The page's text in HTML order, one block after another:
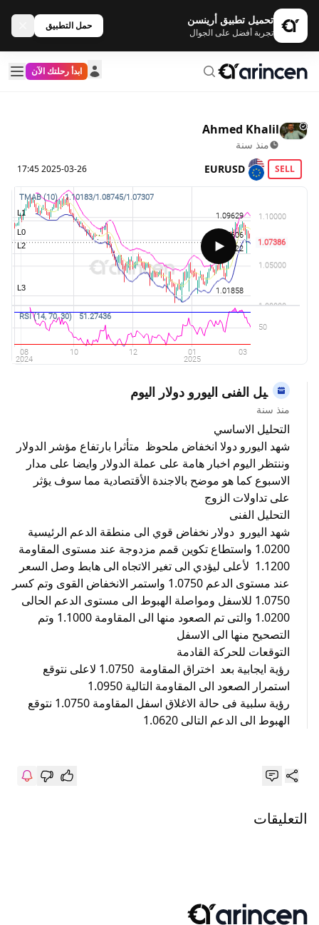
تحميل تطبيق أرينسن
تجربة أفضل على الجوال
حمل التطبيق
ابدأ رحلتك الآن
Ahmed Khalil
منذ سنة
SELL
EURUSD
2025-03-26 17:45
التحليل الفنى اليورو دولار اليوم
منذ سنة
التحليل الاساسي
شهد اليورو دولا انخفاض ملحوظ متأثرا بارتفاع مؤشر الدولار
وننتظر اليوم اخبار هامة على عملة الدولار وايضا على مدار
الاسبوع كما هو موضح بالاجندة الأقتصادية مما سوف يؤثر
على تداولات الزوج
التحليل الفنى
شهد اليورو دولار نخفاض قوي الى منطقة الدعم الرئيسية
1.0200 واستطاع تكوين قمم مزدوجة عند مستوى المقاومة
1.1200 لأعلى ليؤدي الى تغير الاتجاه الى هابط وصل السعر
عند مستوى الدعم 1.0750 واستمر الانخفاض القوى وتم كسر
1.0750 للاسفل ومواصلة الهبوط الى مستوى الدعم الحالى
1.0200 والتى تم الصعود منها الى المقاومة 1.1000 وتم
التصحيح منها الى الاسفل
التوقعات للحركة القادمة
رؤية ايجابية بعد اختراق المقاومة 1.0750 لاعلى نتوقع
استمرار الصعود الى المقاومة التالية 1.0950
رؤية سلبية فى حالة الاغلاق اسفل المقاومة 1.0750 نتوقع
الهبوط الى الدعم التالى 1.0620
التعليقات